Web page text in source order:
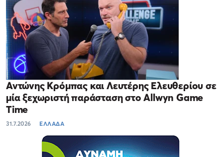
Αντώνης Κρόμπας και Λευτέρης Ελευθερίου σε
μία ξεχωριστή παράσταση στο Allwyn Game
Time
31.7.2026 ΕΛΛΑΔΑ